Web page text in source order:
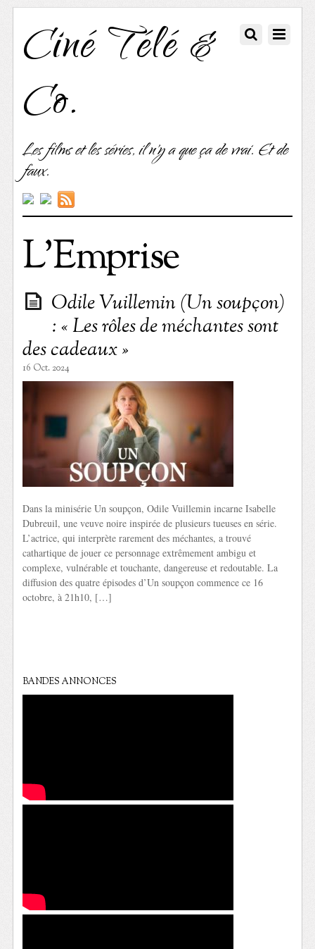
Ciné Télé &
Co.
Les films et les séries, il n'y a que ça de vrai. Et de
faux.
L’Emprise
Odile Vuillemin (Un soupçon)
: « Les rôles de méchantes sont
des cadeaux »
16 Oct. 2024
Dans la minisérie Un soupçon, Odile Vuillemin incarne Isabelle
Dubreuil, une veuve noire inspirée de plusieurs tueuses en série.
L’actrice, qui interprète rarement des méchantes, a trouvé
cathartique de jouer ce personnage extrêmement ambigu et
complexe, vulnérable et touchante, dangereuse et redoutable. La
diffusion des quatre épisodes d’Un soupçon commence ce 16
octobre, à 21h10, […]
BANDES ANNONCES